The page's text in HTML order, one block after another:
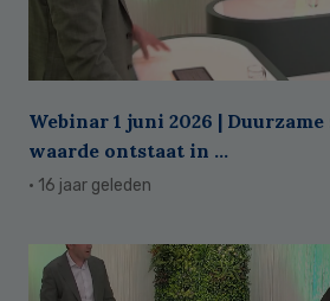
Webinar 1 juni 2026 |
waarde ontstaat in ...
· 16 jaar geleden